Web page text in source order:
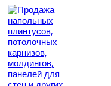
Перейти
содержимому